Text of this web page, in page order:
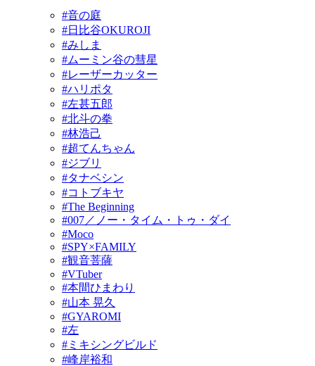
#音の庭
#日比谷OKUROJI
#みしま
#ムーミン谷の彗星
#レーザーカッター
#ハリポタ
#左甚五郎
#北斗の拳
#林浩己
#超てんちゃん
#ジブリ
#タナベシン
#コトブキヤ
#The Beginning
#007／ノー・タイム・トゥ・ダイ
#Moco
#SPY×FAMILY
#観音菩薩
#VTuber
#本間ひまわり
#山本 晃久
#GYAROMI
#左
#ミキシングビルド
#峰岸裕和